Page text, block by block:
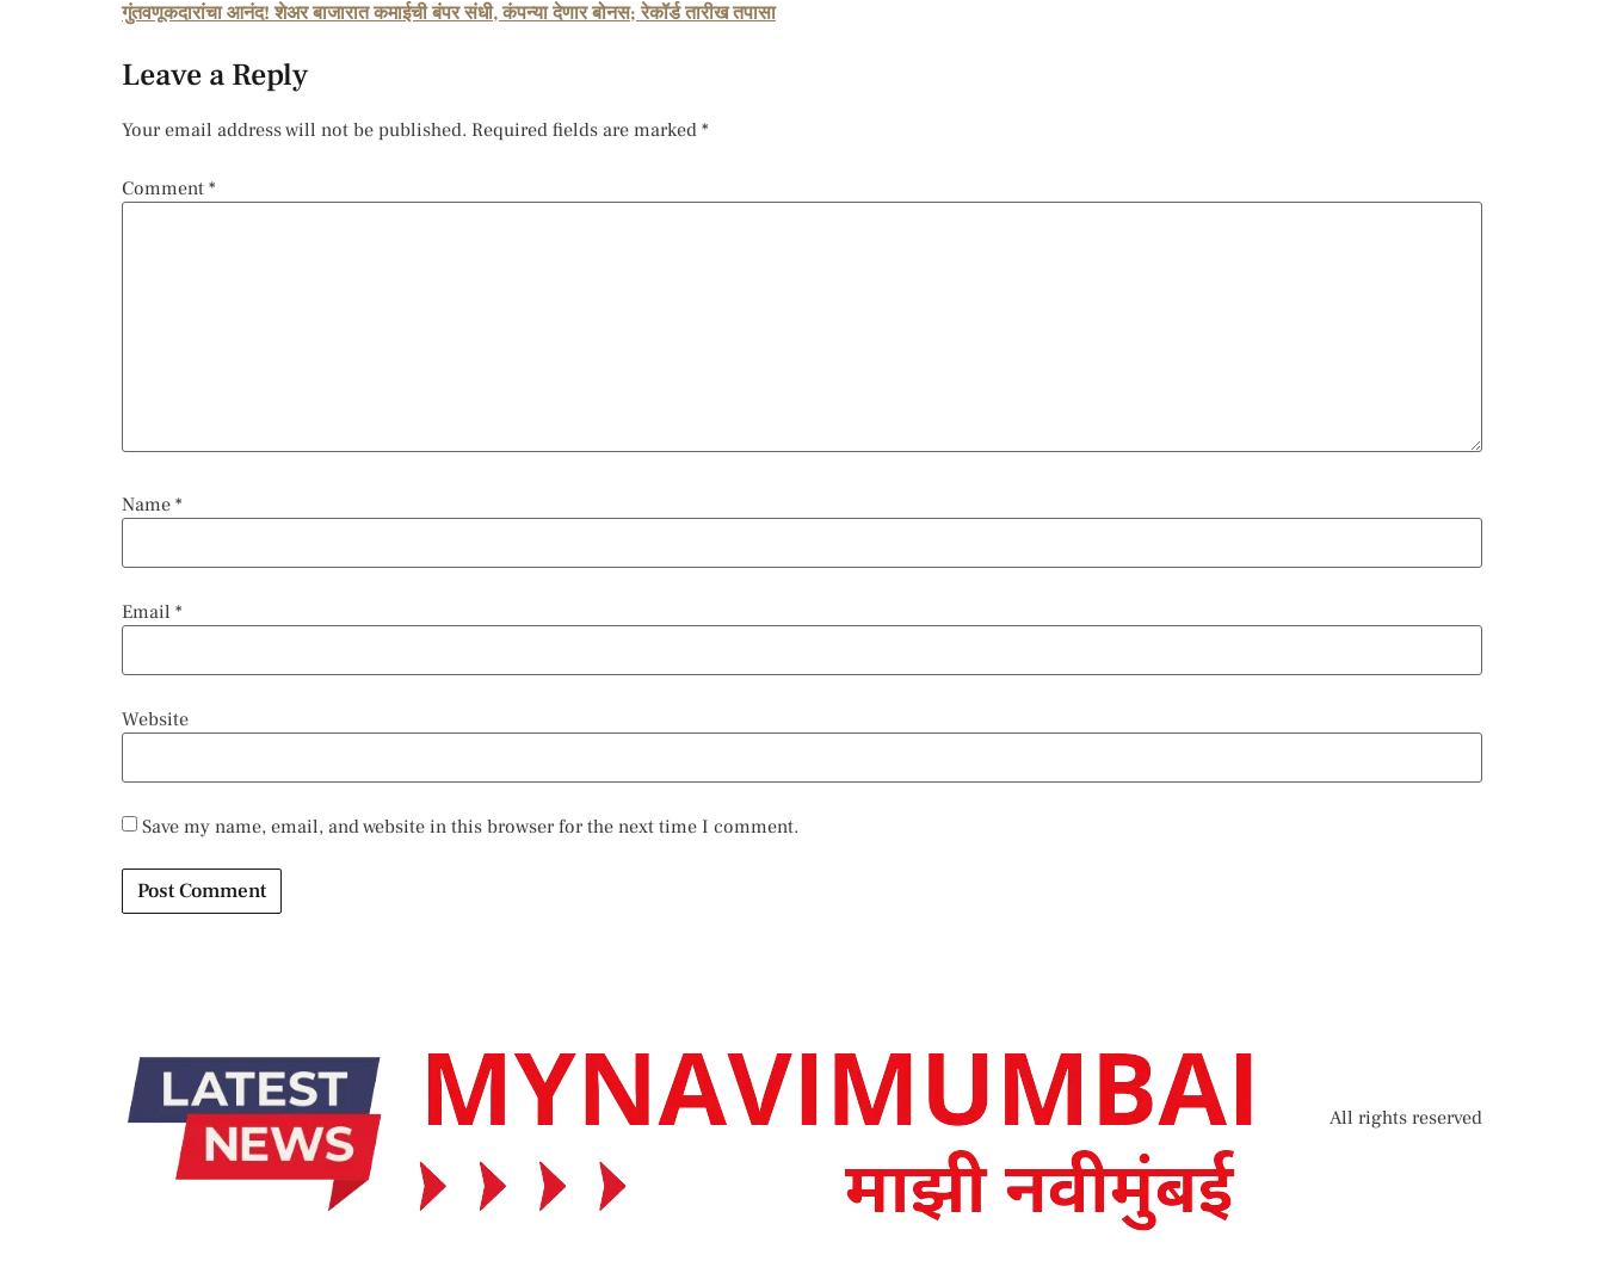
गुंतवणूकदारांचा आनंद! शेअर बाजारात कमाईची बंपर संधी, कंपन्या देणार बोनस; रेकॉर्ड तारीख तपासा
Leave a Reply
Your email address will not be published. Required fields are marked *
Comment *
Name *
Email *
Website
Save my name, email, and website in this browser for the next time I comment.
All rights reserved